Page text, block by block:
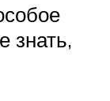
знать,